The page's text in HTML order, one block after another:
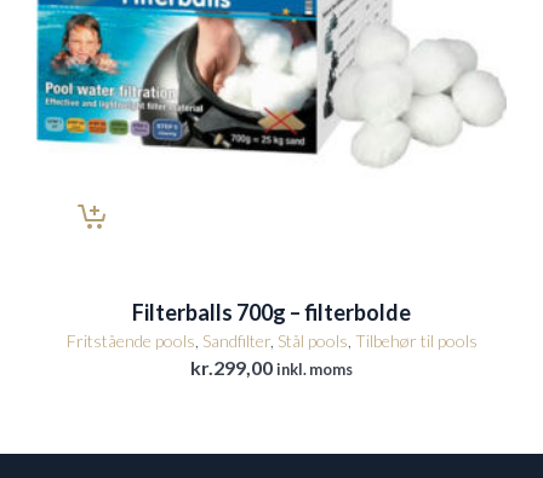
Filterballs 700g – filterbolde
Fritstående pools Sandfilter, Stål pools Tilbehør til pools
kr. 299,00inkl. moms